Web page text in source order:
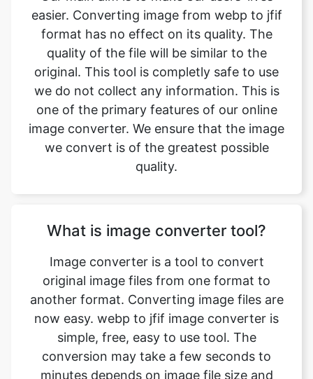
original. This tool is completly safe to use
we do not collect any information. This is
one of the primary features of our online
image converter. We ensure that the image
we convert is of the greatest possible
quality.
What is image converter tool?
another format. Converting image files are
now easy. webp to jfif image converter is
simple, free, easy to use tool. The
conversion may take a few seconds to
minutes depends on image file size and
CPU performance of your device. Our free
online image converting tool can be used
by anybody and everybody. For using this